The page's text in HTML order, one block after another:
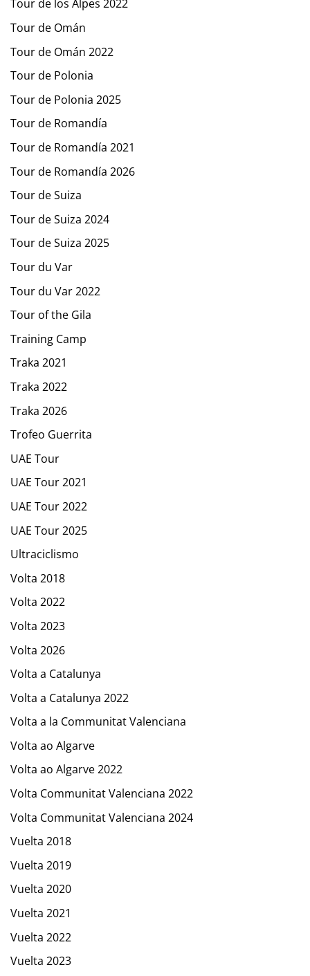
Tour de los Alpes 2022
Tour de Omán
Tour de Omán 2022
Tour de Polonia
Tour de Polonia 2025
Tour de Romandía
Tour de Romandía 2021
Tour de Romandía 2026
Tour de Suiza
Tour de Suiza 2024
Tour de Suiza 2025
Tour du Var
Tour du Var 2022
Tour of the Gila
Training Camp
Traka 2021
Traka 2022
Traka 2026
Trofeo Guerrita
UAE Tour
UAE Tour 2021
UAE Tour 2022
UAE Tour 2025
Ultraciclismo
Volta 2018
Volta 2022
Volta 2023
Volta 2026
Volta a Catalunya
Volta a Catalunya 2022
Volta a la Communitat Valenciana
Volta ao Algarve
Volta ao Algarve 2022
Volta Communitat Valenciana 2022
Volta Communitat Valenciana 2024
Vuelta 2018
Vuelta 2019
Vuelta 2020
Vuelta 2021
Vuelta 2022
Vuelta 2023